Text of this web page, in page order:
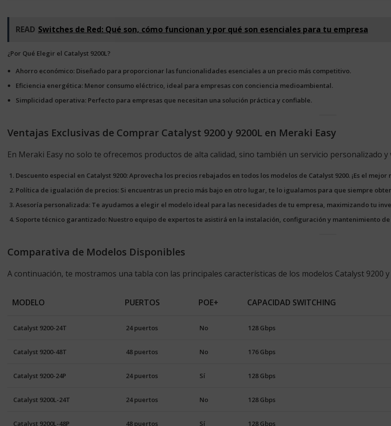
READ Switches de Red: Qué son, cómo funcionan y por qué son esenciales para tu empresa
¿Por Qué Elegir el Catalyst 9200L?
Ahorro económico: Diseñado para proporcionar las funcionalidades esenciales a un precio más competitivo.
Eficiencia energética: Menor consumo eléctrico, ideal para empresas con conciencia medioambiental.
Simplicidad operativa: Perfecto para empresas que necesitan una solución práctica y confiable.
Ventajas Exclusivas de Comprar Catalyst 9200 y 9200L en Meraki Easy
En Meraki Easy no solo te ofrecemos productos de alta calidad, sino también un servicio personalizado y
Descuento especial en Catalyst 9200: Aprovecha los precios rebajados en todos los modelos de Catalyst 9200. ¡Es el
Política de igualación de precios: Si encuentras un precio más bajo en otro lugar, te lo igualamos para que siempre
Asesoría personalizada: Te ayudamos a elegir el modelo ideal para las necesidades de tu empresa, maximizando tu
Soporte técnico garantizado: Nuestro equipo de expertos te asistirá en la instalación, configuración y mantenimiento de
Comparativa de Modelos Disponibles
A continuación, te mostramos una tabla con las principales características de los modelos Catalyst 9200
MODELO PUERTOS POE+ CAPACIDAD SWITCHING
Catalyst 9200-24T 24 puertos No 128 Gbps
Catalyst 9200-48T 48 puertos No 176 Gbps
Catalyst 9200-24P 24 puertos Sí 128 Gbps
Catalyst 9200L-24T 24 puertos No 128 Gbps
Catalyst 9200L-48P 48 puertos Sí 128 Gbps